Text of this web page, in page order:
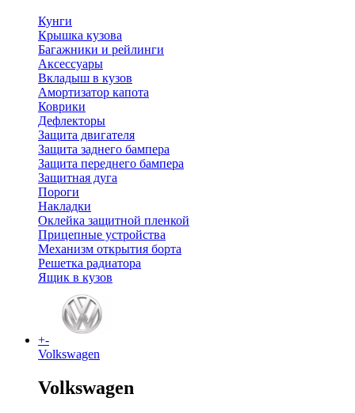
Кунги
Крышка кузова
Багажники и рейлинги
Аксессуары
Вкладыш в кузов
Амортизатор капота
Коврики
Дефлекторы
Защита двигателя
Защита заднего бампера
Защита переднего бампера
Защитная дуга
Пороги
Накладки
Оклейка защитной пленкой
Прицепные устройства
Механизм открытия борта
Решетка радиатора
Ящик в кузов
+-
Volkswagen
Volkswagen